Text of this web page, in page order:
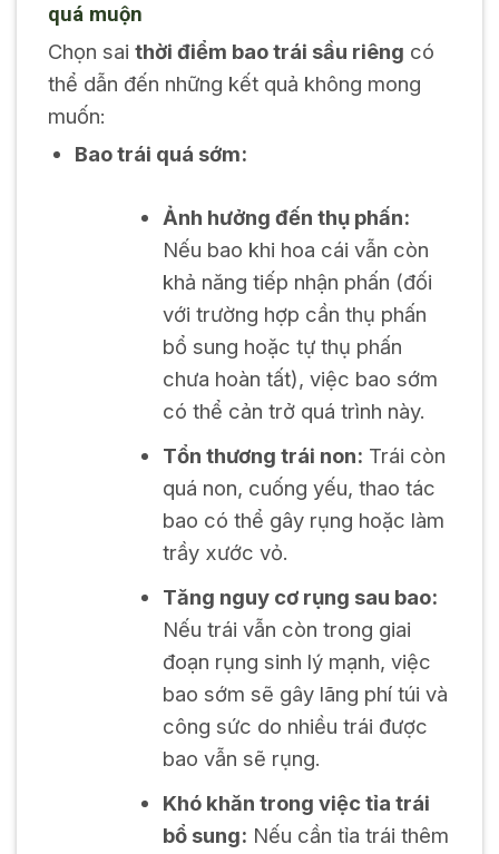
quá muộn
Chọn sai thời điểm bao trái sầu riêng có
thể dẫn đến những kết quả không mong
muốn:
Bao trái quá sớm:
Ảnh hưởng đến thụ phấn:
Nếu bao khi hoa cái vẫn còn
khả năng tiếp nhận phấn (đối
với trường hợp cần thụ phấn
bổ sung hoặc tự thụ phấn
chưa hoàn tất), việc bao sớm
có thể cản trở quá trình này.
Tổn thương trái non: Trái còn
quá non, cuống yếu, thao tác
bao có thể gây rụng hoặc làm
trầy xước vỏ.
Tăng nguy cơ rụng sau bao:
Nếu trái vẫn còn trong giai
đoạn rụng sinh lý mạnh, việc
bao sớm sẽ gây lãng phí túi và
công sức do nhiều trái được
bao vẫn sẽ rụng.
Khó khăn trong việc tỉa trái
bổ sung: Nếu cần tỉa trái thêm